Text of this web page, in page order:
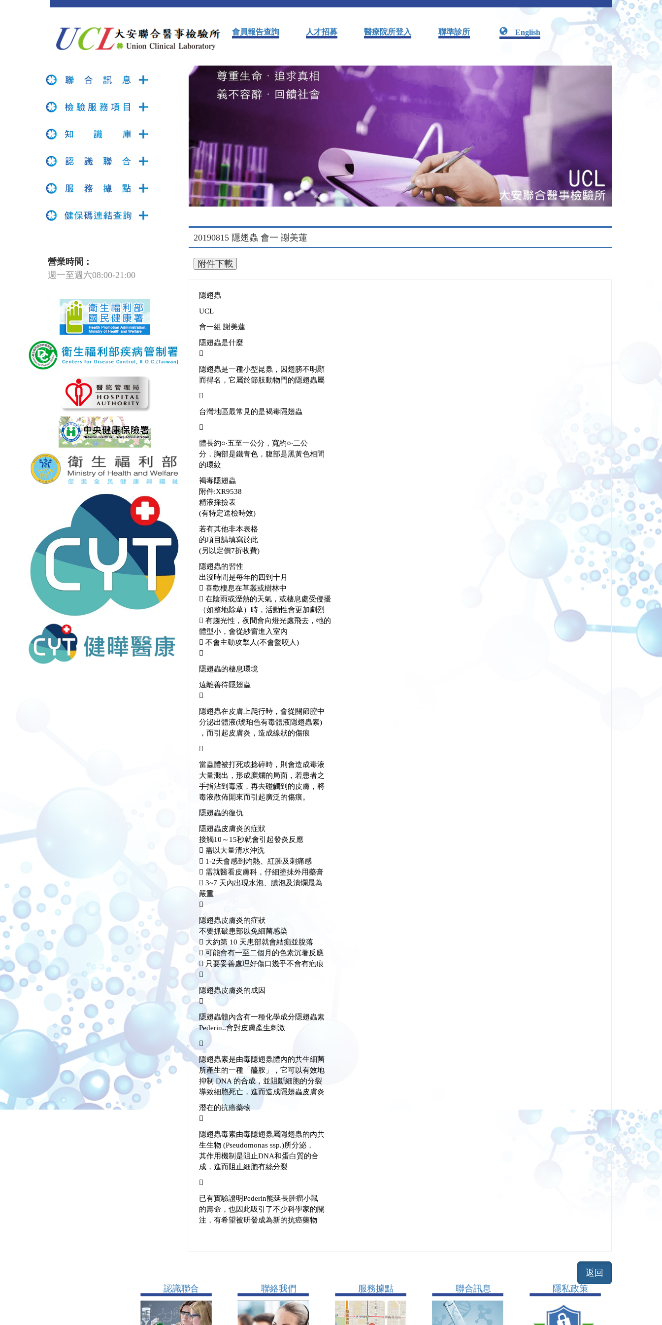
會員報告查詢 人才招募 醫療院所登入 聯準診所 English
營業時間：
週一至週六08:00-21:00
20190815 隱翅蟲 會一 謝美蓮
隱翅蟲
UCL
會一組 謝美蓮
隱翅蟲是什麼

隱翅蟲是一種小型昆蟲，因翅膀不明顯
而得名，它屬於節肢動物門的隱翅蟲屬

台灣地區最常見的是褐毒隱翅蟲

體長約○‧五至一公分，寬約○‧二公
分，胸部是鐵青色，腹部是黑黃色相間
的環紋
褐毒隱翅蟲
附件:XR9538
精液採撿表
(有特定送檢時效)
若有其他非本表格
的項目請填寫於此
(另以定價7折收費)
隱翅蟲的習性
出沒時間是每年的四到十月
 喜歡棲息在草叢或樹林中
 在陰雨或溼熱的天氣，或棲息處受侵擾
（如整地除草）時，活動性會更加劇烈
 有趨光性，夜間會向燈光處飛去，牠的
體型小，會從紗窗進入室內
 不會主動攻擊人(不會螫咬人)

隱翅蟲的棲息環境
遠離善待隱翅蟲

隱翅蟲在皮膚上爬行時，會從關節腔中
分泌出體液(琥珀色有毒體液隱翅蟲素)
，而引起皮膚炎，造成線狀的傷痕

當蟲體被打死或捻碎時，則會造成毒液
大量濺出，形成糜爛的局面，若患者之
手指沾到毒液，再去碰觸到的皮膚，將
毒液散佈開來而引起廣泛的傷痕。
隱翅蟲的復仇
隱翅蟲皮膚炎的症狀
接觸10～15秒就會引起發炎反應
 需以大量清水沖洗
 1-2天會感到灼熱、紅腫及刺痛感
 需就醫看皮膚科，仔細塗抺外用藥膏
 3~7 天內出現水泡、膿泡及潰爛最為
嚴重

隱翅蟲皮膚炎的症狀
不要抓破患部以免細菌感染
 大約第 10 天患部就會結痂並脫落
 可能會有一至二個月的色素沉著反應
 只要妥善處理好傷口幾乎不會有疤痕

隱翅蟲皮膚炎的成因

隱翅蟲體內含有一種化學成分隱翅蟲素
Pederin..會對皮膚產生刺激

隱翅蟲素是由毒隱翅蟲體內的共生細菌
所產生的一種「醯胺」，它可以有效地
抑制 DNA 的合成，並阻斷細胞的分裂
導致細胞死亡，進而造成隱翅蟲皮膚炎
潛在的抗癌藥物

隱翅蟲毒素由毒隱翅蟲屬隱翅蟲的內共
生生物 (Pseudomonas ssp.)所分泌，
其作用機制是阻止DNA和蛋白質的合
成，進而阻止細胞有絲分裂

已有實驗證明Pederin能延長腫瘤小鼠
的壽命，也因此吸引了不少科學家的關
注，有希望被研發成為新的抗癌藥物
認識聯合 聯絡我們 服務據點 聯合訊息 隱私政策